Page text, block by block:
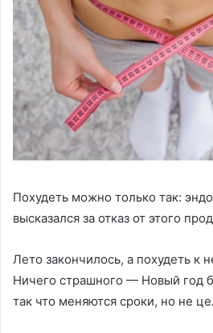
Похудеть можно только так:
высказался за отказ от этого
Лето закончилось, а похудеть к
Ничего страшного — Новый год
так что меняются сроки, но не